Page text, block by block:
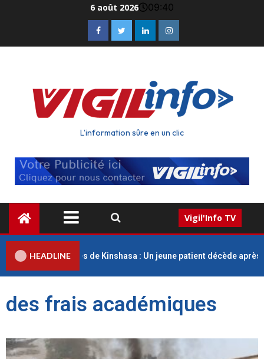
6 août 2026 09:40
L'information sûre en un clic
Vigil'Info TV
HEADLINE
Universitaires de Kinshasa : Un jeune patient décède après
des frais académiques